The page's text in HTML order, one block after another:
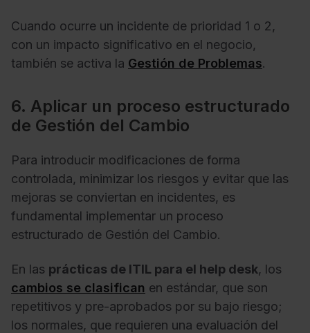
Cuando ocurre un incidente de prioridad 1 o 2,
con un impacto significativo en el negocio,
también se activa la Gestión de Problemas.
6. Aplicar un proceso estructurado
de Gestión del Cambio
Para introducir modificaciones de forma
controlada, minimizar los riesgos y evitar que las
mejoras se conviertan en incidentes, es
fundamental implementar un proceso
estructurado de Gestión del Cambio.
En las prácticas de ITIL para el help desk, los
cambios se clasifican en estándar, que son
repetitivos y pre-aprobados por su bajo riesgo;
los normales, que requieren una evaluación del